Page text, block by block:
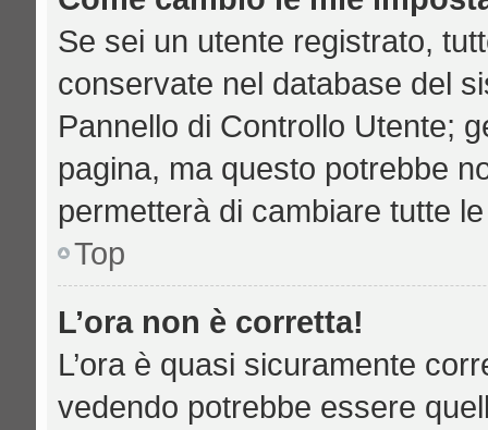
Se sei un utente registrato,
conservate nel database del
Pannello di Controllo Utente;
pagina, ma questo potrebbe
permetterà di cambiare tutte
Top
L’ora non è corretta!
L’ora è quasi sicuramente
vedendo potrebbe essere